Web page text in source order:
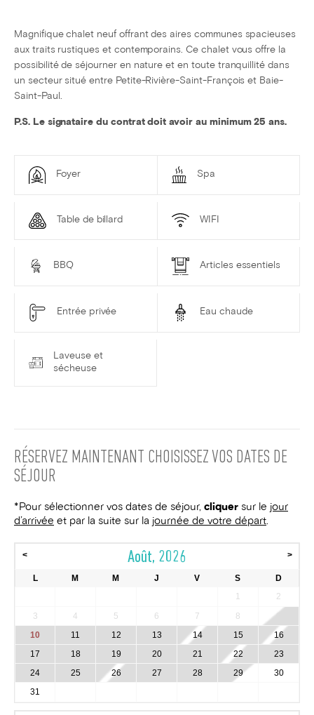
Magnifique chalet neuf offrant des aires communes spacieuses
aux traits rustiques et contemporains. Ce chalet vous offre la
possibilité de séjourner en nature et en toute tranquillité dans
un secteur situé entre Petite-Rivière-Saint-François et Baie-
Saint-Paul.
P.S. Le signataire du contrat doit avoir au minimum 25 ans.
Foyer Spa
Table de billard WIFI
BBQ Articles essentiels
Entrée privée Eau chaude
Laveuse et
sécheuse
RÉSERVEZ MAINTENANT CHOISISSEZ VOS DATES DE
SÉJOUR
*Pour sélectionner vos dates de séjour, cliquer sur le jour
d’arrivée et par la suite sur la journée de votre départ
< Août, 2026
L M M J V S
D
1
2
3
4 5 6 7 8
9
10
11 12 13 14 15
16
17
18 19 20 21 22
23
24
25 26 27 28 29
30
31
>